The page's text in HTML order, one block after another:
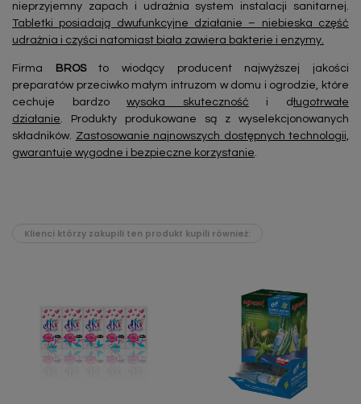
nieprzyjemny zapach i udrażnia system instalacji sanitarnej.
Tabletki posiadają dwufunkcyjne działanie – niebieska część
udrażnia i czyści natomiast biała zawiera bakterie i enzymy.
Firma BROSto wiodący producent najwyższej jakości
preparatów przeciwko małym intruzom w domu i ogrodzie, które
cechuje bardzowysoka skuteczność i długotrwałe
działanie. Produkty produkowane są z wyselekcjonowanych
składników. Zastosowanie najnowszych dostępnych technologii,
gwarantuje wygodne i bezpieczne korzystanie.
Klienci którzy zakupili ten produkt kupili również: